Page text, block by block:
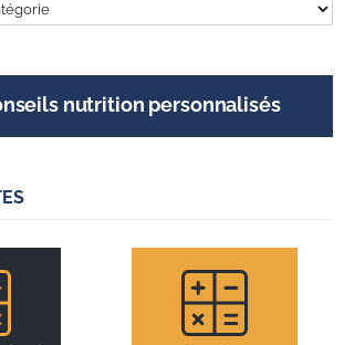
nutrition personnalisés